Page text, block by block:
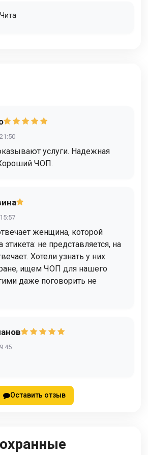
Чита
услуги. Надежная
ЧОП.
женщина, которой
не представляется, на
Хотели узнать у них
ищем ЧОП для нашего
даже поговорить не
Оставить отзыв